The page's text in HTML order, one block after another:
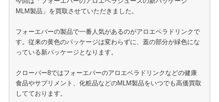
MLM製品」を買取させていただきました。
フォーエバーの製品で一番人気があるのがアロエベラドリンクで
す。従来の黄色のパッケージは変わらずに、蓋の部分が緑色にな
っている新パッケージとなります。
クローバー8ではフォーエバーのアロエベラドリンクなどの健康
食品やサプリメント、化粧品などのMLM製品をいつでも高価買取
してております。